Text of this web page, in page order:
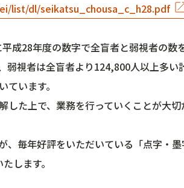
list/dl/seikatsu_chousa_c_h28.pdf
成28年度の数字で全盲者と弱視者の数
視者は全盲者より124,800人以上多い
います。
た上で、業務を行っていくことが大切
、毎年好評をいただいている「点字・
します。